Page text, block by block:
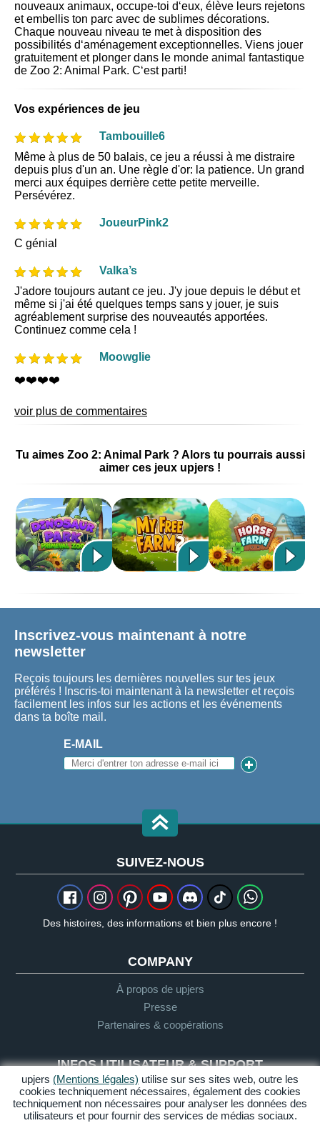
nouveaux animaux, occupe-toi d‘eux, élève leurs rejetons
et embellis ton parc avec de sublimes décorations.
Chaque nouveau niveau te met à disposition des
possibilités d‘aménagement exceptionnelles. Viens jouer
gratuitement et plonger dans le monde animal fantastique
de Zoo 2: Animal Park. C‘est parti!
Vos expériences de jeu
Tambouille6
Même à plus de 50 balais, ce jeu a réussi à me distraire
depuis plus d'un an. Une règle d'or: la patience. Un grand
merci aux équipes derrière cette petite merveille.
Persévérez.
JoueurPink2
C génial
Valka’s
J'adore toujours autant ce jeu. J'y joue depuis le début et
même si j'ai été quelques temps sans y jouer, je suis
agréablement surprise des nouveautés apportées.
Continuez comme cela !
Moowglie
❤️❤️❤️❤️
voir plus de commentaires
Tu aimes Zoo 2: Animal Park ? Alors tu pourrais aussi
aimer ces jeux upjers !
Inscrivez-vous maintenant à notre
newsletter
Reçois toujours les dernières nouvelles sur tes jeux
préférés ! Inscris-toi maintenant à la newsletter et reçois
facilement les infos sur les actions et les événements
dans ta boîte mail.
E-MAIL
SUIVEZ-NOUS
Des histoires, des informations et bien plus encore !
COMPANY
À propos de upjers
Presse
Partenaires & coopérations
INFOS UTILISATEUR & SUPPORT
Glossaire
Directives "Let's Play"
upjers (Mentions légales) utilise sur ses sites web, outre les
cookies techniquement nécessaires, également des cookies
techniquement non nécessaires pour analyser les données des
utilisateurs et pour fournir des services de médias sociaux.